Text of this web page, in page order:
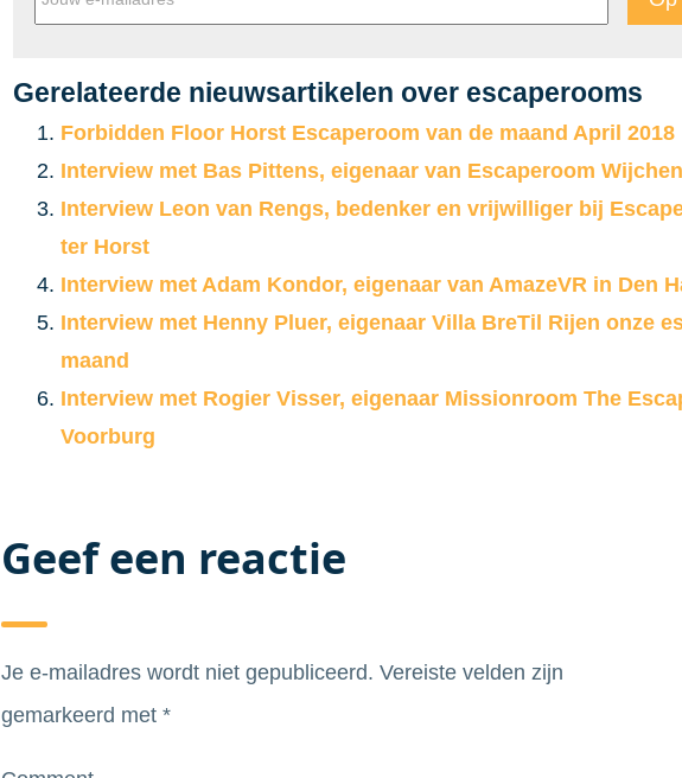
Gerelateerde nieuwsartikelen over escaperooms
Forbidden Floor Horst Escaperoom van de maand April 2018
Interview met Bas Pittens, eigenaar van Escaperoom Wijchen
Interview Leon van Rengs, bedenker en vrijwilliger bij
ter Horst
Interview met Adam Kondor, eigenaar van AmazeVR in Den
Interview met Henny Pluer, eigenaar Villa BreTil Rijen onze
maand
Interview met Rogier Visser, eigenaar Missionroom The
Voorburg
Geef een reactie
Je e-mailadres wordt niet gepubliceerd. Vereiste velden zijn
gemarkeerd met *